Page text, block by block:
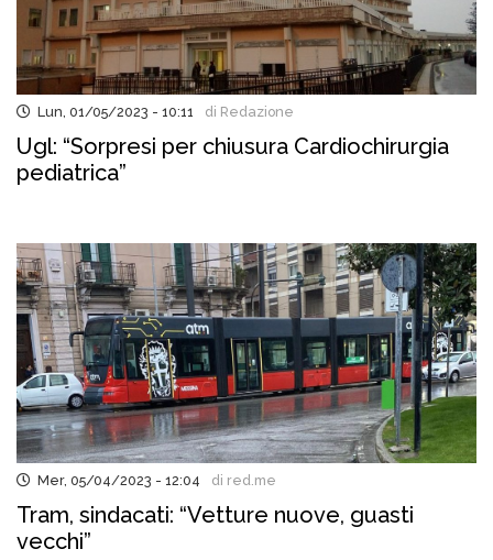
Lun, 01/05/2023 - 10:11 di Redazione
Ugl: “Sorpresi per chiusura Cardiochirurgia
pediatrica”
Mer, 05/04/2023 - 12:04 di red.me
Tram, sindacati: “Vetture nuove, guasti
vecchi”